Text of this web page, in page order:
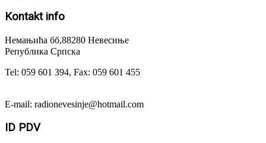
Kontaktinfo
Немањића бб,88280 Невесиње
Република Српска
Tel: 059 601 394, Fax: 059 601 455
E-mail: radionevesinje@hotmail.com
ID PDV